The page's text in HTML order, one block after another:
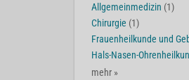
Allgemeinmedizin (1)
Chirurgie (1)
Frauenheilkunde und
Hals-Nasen-
mehr »